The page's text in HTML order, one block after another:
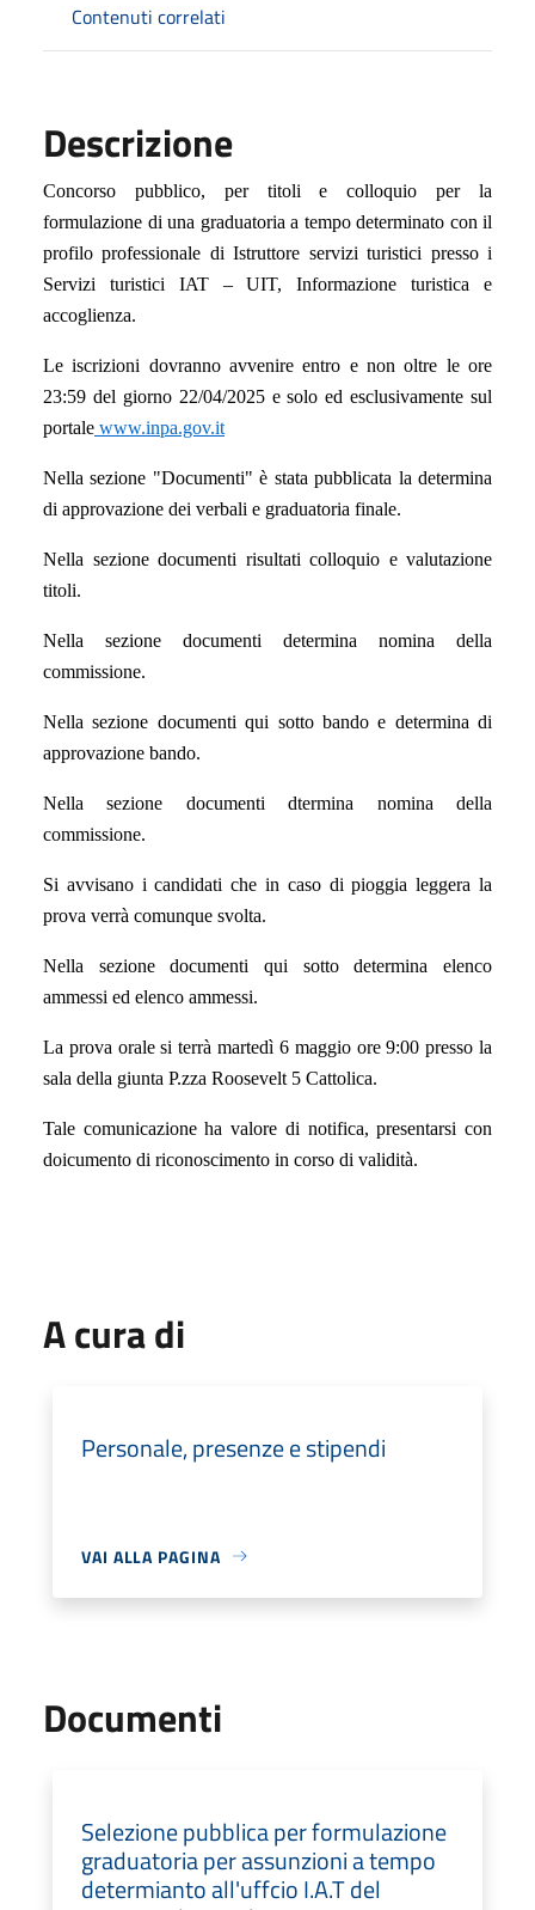
Contenuti correlati
Descrizione
Concorso pubblico, per titoli ecolloquio per la
formulazione di una graduatoria a tempo determinato con il
profilo professionale di Istruttore servizi turistici presso i
Servizi turistici IAT – UIT, Informazione turistica e
accoglienza.
Le iscrizioni dovranno avvenire entro e non oltre le ore
23:59 del giorno 22/04/2025 e solo ed esclusivamente sul
portale www.inpa.gov.it
Nella sezione "Documenti" è stata pubblicata la determina
di approvazione dei verbali e graduatoria finale.
Nella sezione documenti risultati colloquio e valutazione
titoli.
Nella sezione documenti determina nomina della
commissione.
Nella sezione documenti qui sotto bando e determina di
approvazione bando.
Nella sezione documenti dtermina nomina della
commissione.
Si avvisano i candidati che in caso di pioggia leggera la
prova verrà comunque svolta.
Nella sezione documenti qui sotto determina elenco
ammessi ed elenco ammessi.
La prova orale si terrà martedì 6 maggio ore 9:00 presso la
sala della giunta P.zza Roosevelt 5 Cattolica.
Tale comunicazione ha valore di notifica, presentarsi con
doicumento di riconoscimento in corso di validità.
A cura di
Personale, presenze e stipendi
VAI ALLA PAGINA
Documenti
Selezione pubblica per formulazione
graduatoria per assunzioni a tempo
determianto all'uffcio I.A.T del